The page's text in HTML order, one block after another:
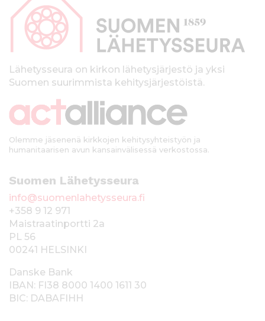
p
kLähetysseura on kirkon lähetysjärjestö ja yksi
Suomen suurimmista kehitysjärjestöistä.
Olemme jäsenenä kirkkojen kehitysyhteistyön ja
humanitaarisen avun kansainvälisessä verkostossa.
Suomen Lähetysseura
info@suomenlahetysseura.fi
+358 9 12 971
Maistraatinportti 2a
PL 56
00241 HELSINKI
Danske Bank
IBAN: FI38 8000 1400 1611 30
BIC: DABAFIHH